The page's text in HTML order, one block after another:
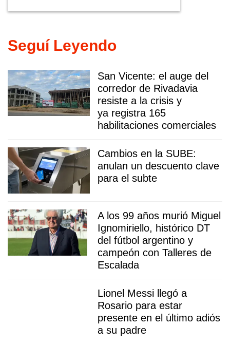
Seguí Leyendo
San Vicente: el auge del
corredor de Rivadavia
resiste a la crisis y
ya registra 165
habilitaciones comerciales
Cambios en la SUBE:
anulan un descuento clave
para el subte
A los 99 años murió Miguel
Ignomiriello, histórico DT
del fútbol argentino y
campeón con Talleres de
Escalada
Lionel Messi llegó a
Rosario para estar
presente en el último adiós
a su padre